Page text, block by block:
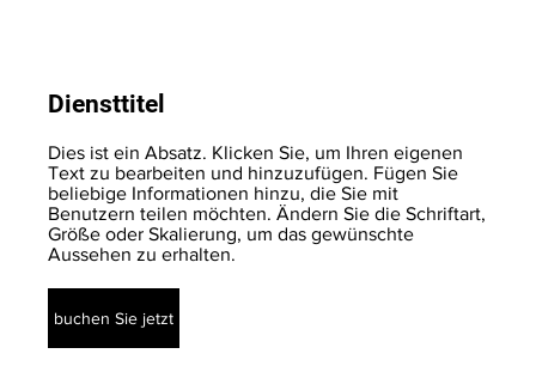
Diensttitel
Dies ist ein Absatz. Klicken Sie, um Ihren eigenen
Text zu bearbeiten und hinzuzufügen. Fügen Sie
beliebige Informationen hinzu, die Sie mit
Benutzern teilen möchten. Ändern Sie die Schriftart,
Größe oder Skalierung, um das gewünschte
Aussehen zu erhalten.
buchen Sie jetzt